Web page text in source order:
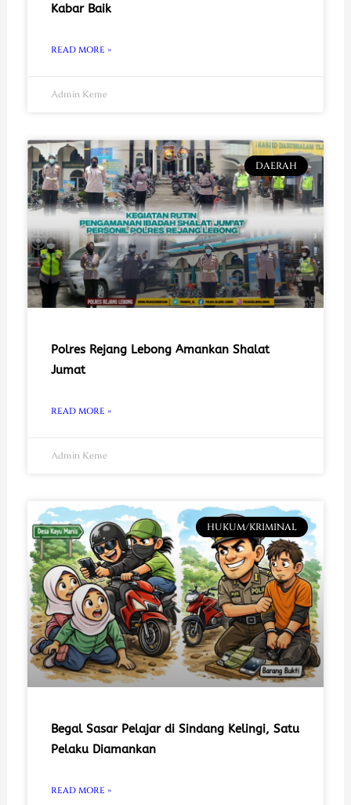
Kabar Baik
READ MORE »
Admin Keme
DAERAH
Polres Rejang Lebong Amankan Shalat
Jumat
READ MORE »
Admin Keme
HUKUM/KRIMINAL
Begal Sasar Pelajar di Sindang Kelingi, Satu
Pelaku Diamankan
READ MORE »